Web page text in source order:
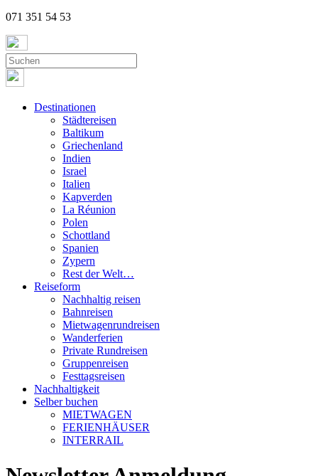
071 351 54 53
Destinationen
Städtereisen
Baltikum
Griechenland
Indien
Israel
Italien
Kapverden
La Réunion
Polen
Schottland
Spanien
Zypern
Rest der Welt…
Reiseform
Nachhaltig reisen
Bahnreisen
Mietwagenrundreisen
Wanderferien
Private Rundreisen
Gruppenreisen
Festtagsreisen
Nachhaltigkeit
Selber buchen
MIETWAGEN
FERIENHÄUSER
INTERRAIL